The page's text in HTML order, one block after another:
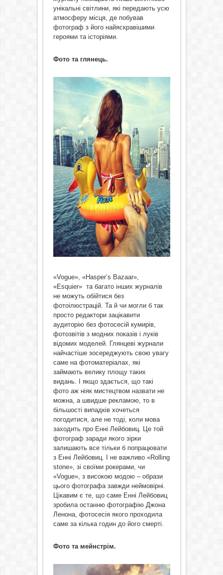
унікальні світлини, які передають усю
атмосферу місця, де побував
фотограф з його найяскравішими
героями та історіями.
Фото та глянець.
«Vogue», «Hasper’s Bazaar»,
«Esquier» та багато інших журналів
не можуть обійтися без
фотоілюстрацій. Та й чи могли б так
просто редактори зацікавити
аудиторію без фотосесій кумирів,
фотозвітів з модних показів і луків
відомих моделей. Глянцеві журнали
найчастіше зосереджують свою увагу
саме на фотоматеріалах, які
займають велику площу таких
видань. І якщо здається, що такі
фото аж ніяк мистецтвом назвати не
можна, а швидше рекламою, то в
більшості випадків хочеться
погодитися, але не тоді, коли мова
заходить про Енні Лейбовиц. Це той
фотограф заради якого зірки
залишають все тільки б попрацювати
з Енні Лейбовиц. І не важливо «Rolling
stone», зі своїми рокерами, чи
«Vogue», з високою модою – образи
цього фотографа завжди неймовірні.
Цікавим є те, що саме Енні Лейбовиц
зробила останню фотографію Джона
Ленона, фотосесія якого проходила
саме за кілька годин до його смерті.
Фото та мейнстрім.